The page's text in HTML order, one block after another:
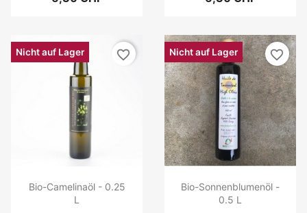
Bio-Camelinaöl - 0.25
L
Nicht auf Lager favorite_border
Bio-Sonnenblumenöl -
0.5 L
Nicht auf Lager favorite_border